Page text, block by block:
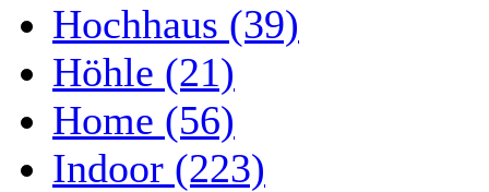
Hochhaus (39)
Höhle (21)
Home (56)
Indoor (223)